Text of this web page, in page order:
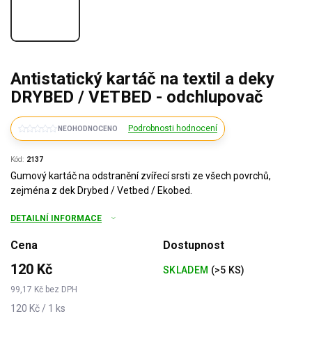
Antistatický kartáč na textil a deky
DRYBED / VETBED - odchlupovač
NEOHODNOCENO Podrobnosti hodnocení
Kód: 2137
Gumový kartáč na odstranění zvířecí srsti ze všech povrchů,
zejména z dek Drybed / Vetbed / Ekobed.
DETAILNÍ INFORMACE
Cena
120 Kč
99,17 Kč bez DPH
Měrná
120 Kč / 1 ks
Dostupnost
SKLADEM (>5 KS)